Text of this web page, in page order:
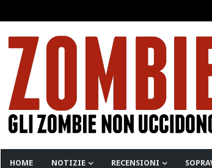
HOME NOTIZIE RECENSIONI